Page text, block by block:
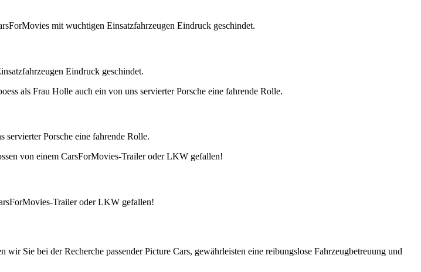
Eindruck geschindet.
Porsche eine fahrende Rolle.
Trailer oder LKW gefallen!
Sie bei der Recherche passender Picture Cars, gewährleisten eine reibungslose Fahrzeugbetreuung und